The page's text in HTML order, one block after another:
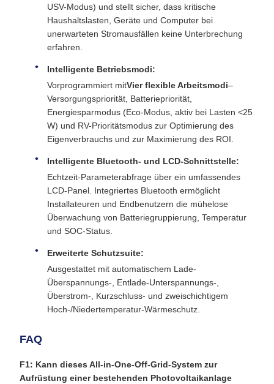
USV-Modus) und stellt sicher, dass kritische
Haushaltslasten, Geräte und Computer bei
unerwarteten Stromausfällen keine Unterbrechung
erfahren.
Intelligente Betriebsmodi:
Vorprogrammiert mitVier flexible Arbeitsmodi–
Versorgungspriorität, Batteriepriorität,
Energiesparmodus (Eco-Modus, aktiv bei Lasten <25
W) und RV-Prioritätsmodus zur Optimierung des
Eigenverbrauchs und zur Maximierung des ROI.
Intelligente Bluetooth- und LCD-Schnittstelle:
Echtzeit-Parameterabfrage über ein umfassendes
LCD-Panel. Integriertes Bluetooth ermöglicht
Installateuren und Endbenutzern die mühelose
Überwachung von Batteriegruppierung, Temperatur
und SOC-Status.
Erweiterte Schutzsuite:
Ausgestattet mit automatischem Lade-
Überspannungs-, Entlade-Unterspannungs-,
Überstrom-, Kurzschluss- und zweischichtigem
Hoch-/Niedertemperatur-Wärmeschutz.
FAQ
F1: Kann dieses All-in-One-Off-Grid-System zur
Aufrüstung einer bestehenden Photovoltaikanlage